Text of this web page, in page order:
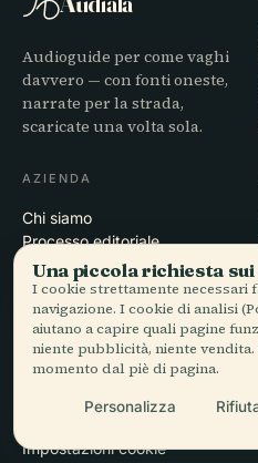
Audioguide per come vaghi
davvero — con fonti oneste,
narrate per la strada,
scaricate una volta sola.
AZIENDA
Chi siamo
Processo editoriale
Missione
LEGALE
Impostazioni cookie
Una piccola richiesta
I cookie strettamente necessari
navigazione. I cookie di analisi
aiutano a capire quali pagine
niente pubblicità, niente
momento dal piè di pagina.
Personalizza